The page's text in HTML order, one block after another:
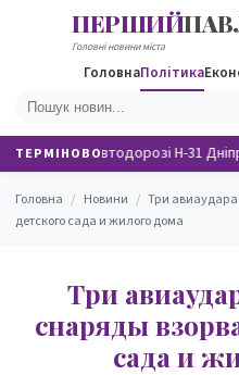
ПЕРШИЙ
Головні новини міста
ГоловнаПолітика
ТЕРМІНОВОНа автодорозі Н-31
Головна / Новини / Три
детского сада и жилого дома
Три
снаряды
сада и